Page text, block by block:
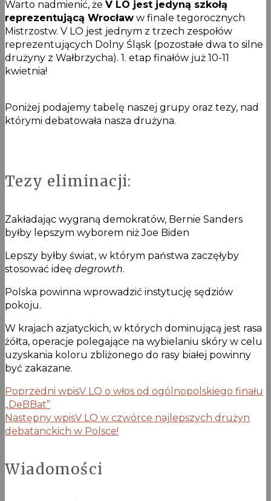
Warto nadmienić, że V LO jest jedyną szkołą
reprezentującą Wrocław w finale tegorocznych
Mistrzostw. V LO jest jednym z trzech zespołów
reprezentujących Dolny Śląsk (pozostałe dwa to silne
drużyny z Wałbrzycha). 1. etap finałów już 10-11
kwietnia!
Poniżej podajemy tabelę naszej grupy oraz tezy, nad
którymi debatowała nasza drużyna.
Tezy eliminacji:
Zakładając wygraną demokratów, Bernie Sanders
byłby lepszym wyborem niż Joe Biden
Lepszy byłby świat, w którym państwa zaczęłyby
stosować ideę degrowth.
Polska powinna wprowadzić instytucję sędziów
pokoju.
W krajach azjatyckich, w których dominującą jest rasa
żółta, operacje polegające na wybielaniu skóry w celu
uzyskania koloru zbliżonego do rasy białej powinny
być zakazane.
Poprzedni wpisV LO o włos od ogólnopolskiego finału
„DeBBat”
Następny wpisV LO w czwórce najlepszych drużyn
debatanckich w Polsce!
Wiadomości